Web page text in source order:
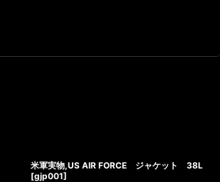
米軍実物,US AIR FORCE ジャケット 38L
[gjp001]